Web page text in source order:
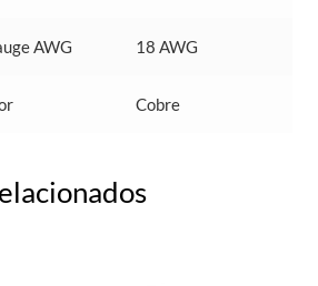
AWG 18 AWG
Cobre